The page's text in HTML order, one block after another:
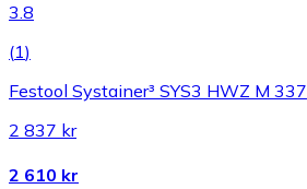
3.8
(1)
Festool Systainer³ SYS3 HWZ M 337
2 837 kr
2 610 kr